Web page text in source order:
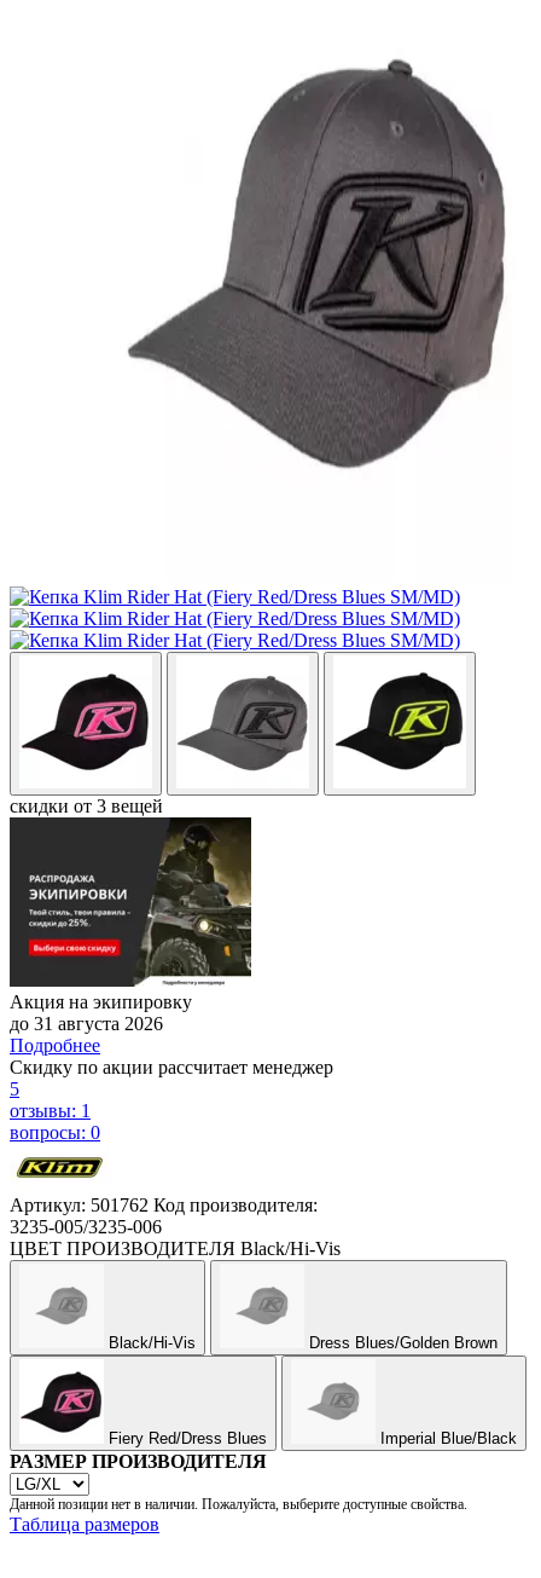
скидки от 3 вещей
Акция на экипировку
до 31 августа 2026
Подробнее
Скидку по акции рассчитает менеджер
5
отзывы: 1
вопросы: 0
Артикул: 501762 Код производителя:
3235-005/3235-006
ЦВЕТ ПРОИЗВОДИТЕЛЯ Black/Hi-Vis
Black/Hi-Vis Dress Blues/Golden Brown
Fiery Red/Dress Blues Imperial Blue/Black
РАЗМЕР ПРОИЗВОДИТЕЛЯ
Данной позиции нет в наличии. Пожалуйста, выберите доступные свойства.
Таблица размеров